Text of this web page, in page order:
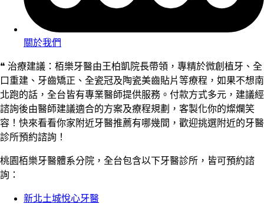
關於我們
❝ 治療建議：栢樂牙醫由王柏凱院長帶領，專精於微創植牙、全
口重建、牙齒矯正、全瓷冠及陶瓷美齒貼片等療程，如果不想南
北跑的話，全台皆有專業醫師提供服務。付款方式多元，建議經
諮詢後由醫師建議適合的方案及療程規劃，客製化你的燦爛笑
容！快來看看你家附近牙醫推薦有哪幾間，歡迎挑選附近的牙醫
診所預約諮詢！
桃園栢樂牙醫體系分院，全台包含以下牙醫診所，皆可預約諮
詢：
新北土城悅心牙醫